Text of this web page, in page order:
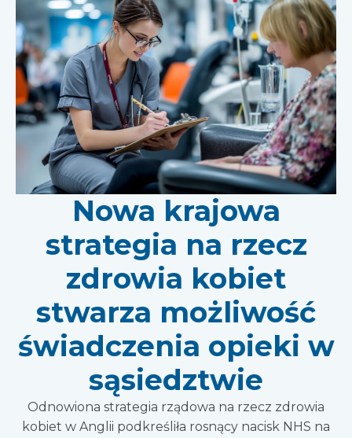
Nowa krajowa
strategia na rzecz
zdrowia kobiet
stwarza możliwość
świadczenia opieki w
sąsiedztwie
Odnowiona strategia rządowa na rzecz zdrowia
kobiet w Anglii podkreśliła rosnący nacisk NHS na